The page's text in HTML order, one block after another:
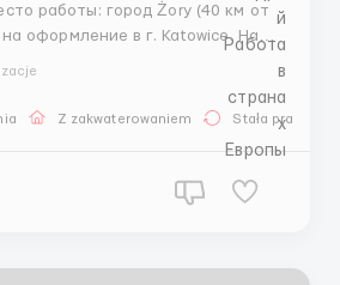
оформление в г. Katowice. На
мужчины студента 29 zł/netto в
Z zakwaterowaniem Stała praca